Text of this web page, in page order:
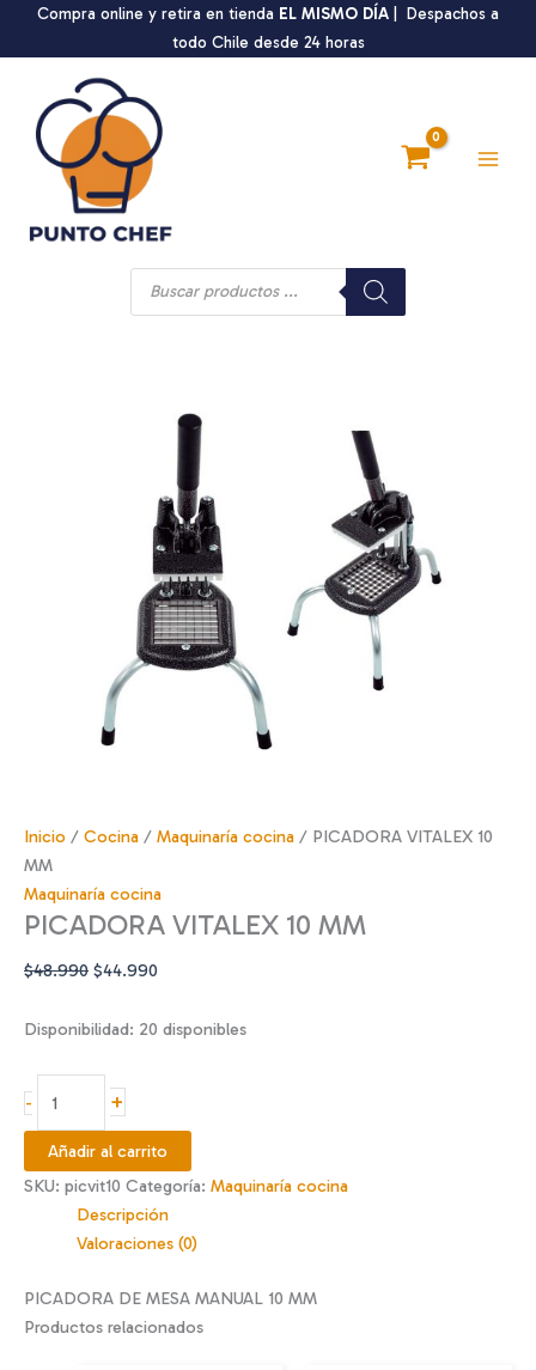
Compra online y retira en tienda EL MISMO DÍA | Despachos a
todo Chile desde 24 horas
Búsqueda
productos
Inicio / Cocina / Maquinaría cocina / PICADORA VITALEX 10
MM
Maquinaría cocina
PICADORA VITALEX 10 MM
$48.990 El
original
$48.990.
$44.990
actual
Disponibilidad: 20 disponibles
-
PICADORA
VITALEX
10
MM
cantidad
+
Añadir al carrito
SKU: picvit10 Categoría: Maquinaría cocina
Descripción
Valoraciones (0)
PICADORA DE MESA MANUAL 10 MM
Productos relacionados